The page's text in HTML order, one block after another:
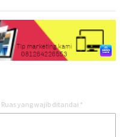
Ruas yang wajib ditandai *